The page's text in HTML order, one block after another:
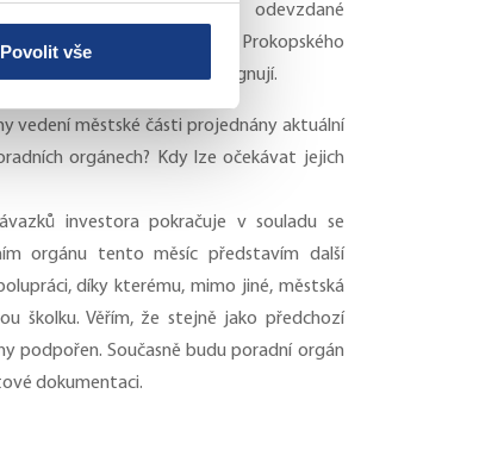
Povolit vše
že dle výsledků odevzdané
v lokalitě Barrandov (resp. Prokopského
v MŠ, ve věku 3-5 let, stagnují.
vedení městské části projednány aktuální
orgánech? Kdy lze očekávat jejich
investora pokračuje v souladu se
orgánu tento měsíc představím další
díky kterému, mimo jiné, městská
školku. Věřím, že stejně jako předchozí
podpořen. Současně budu poradní orgán
dokumentaci.